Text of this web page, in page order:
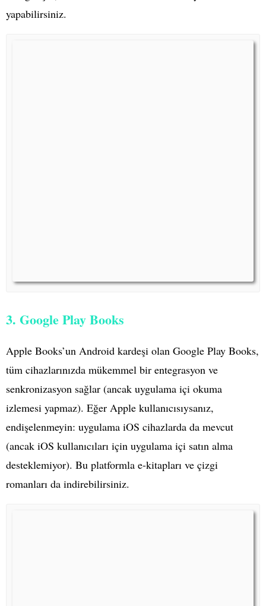
yapabilirsiniz.
3. Google Play Books
Apple Books’un Android kardeşi olan Google Play Books,
tüm cihazlarınızda mükemmel bir entegrasyon ve
senkronizasyon sağlar (ancak uygulama içi okuma
izlemesi yapmaz). Eğer Apple kullanıcısıysanız,
endişelenmeyin: uygulama iOS cihazlarda da mevcut
(ancak iOS kullanıcıları için uygulama içi satın alma
desteklemiyor). Bu platformla e-kitapları ve çizgi
romanları da indirebilirsiniz.